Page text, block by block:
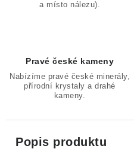
a místo nálezu).
Pravé české kameny
Nabízíme pravé české minerály,
přírodní krystaly a drahé
kameny.
Popis produktu